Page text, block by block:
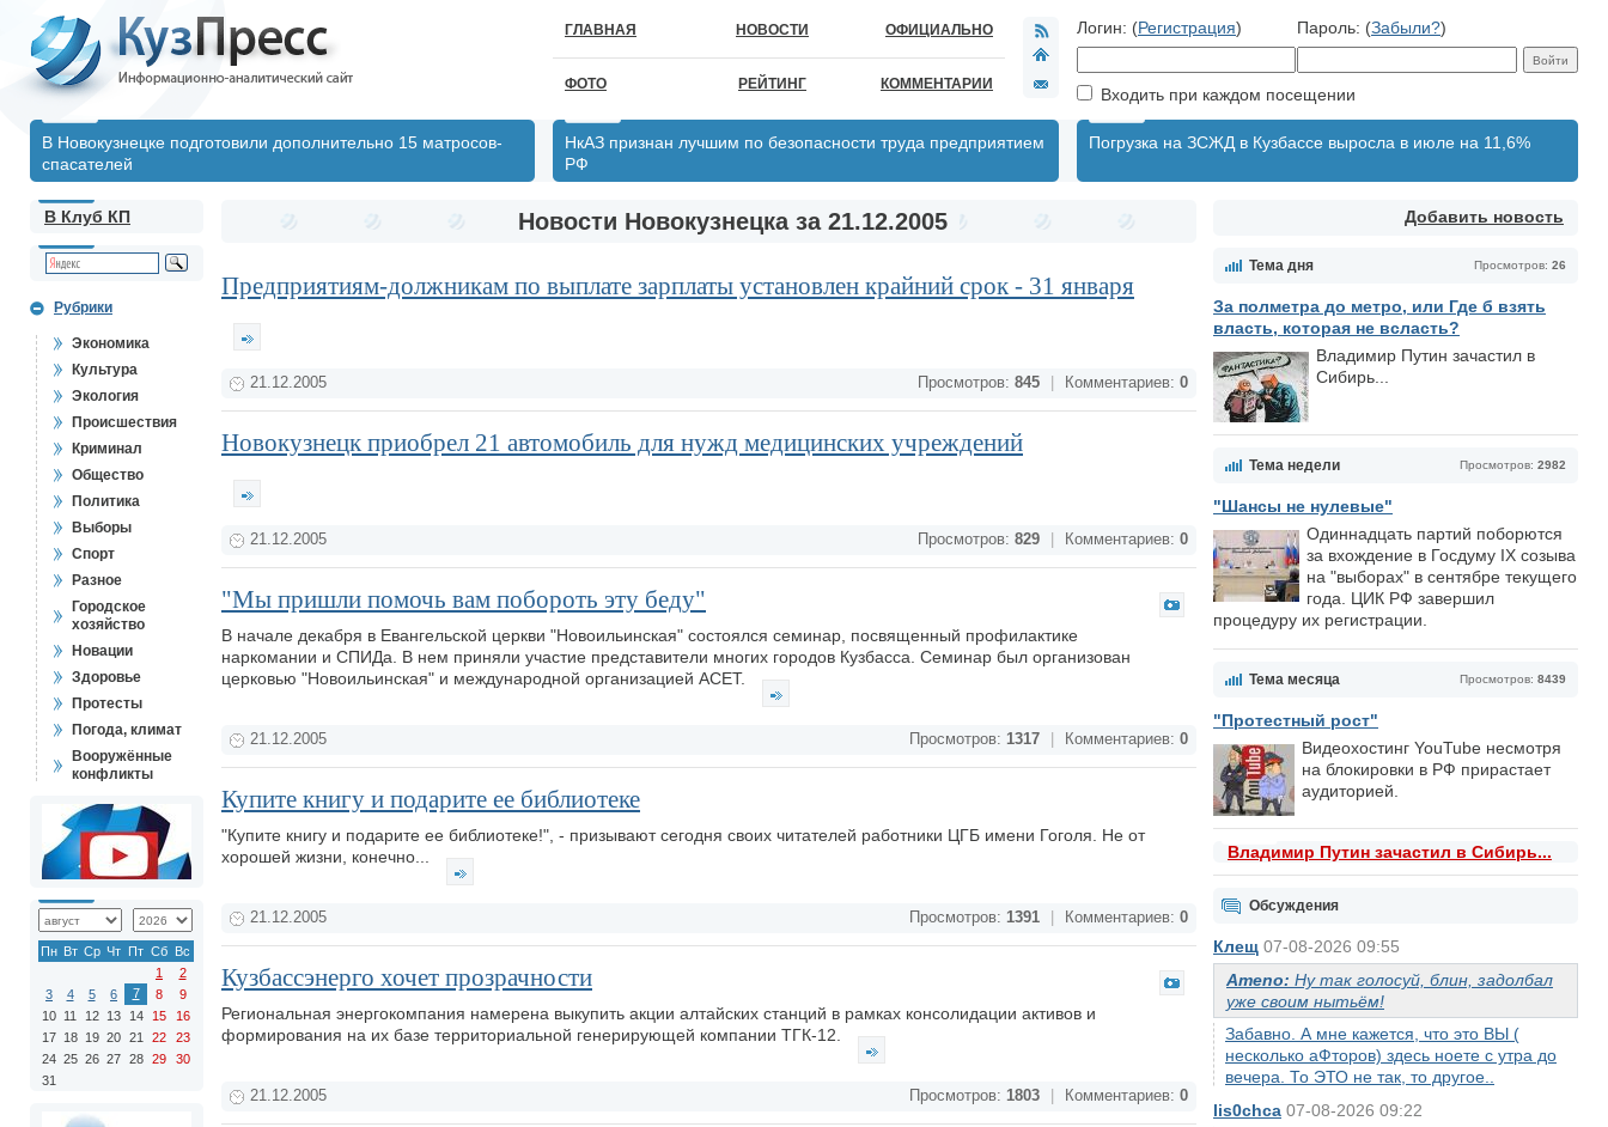
ГЛАВНАЯ НОВОСТИ ОФИЦИАЛЬНО
ФОТО РЕЙТИНГ КОММЕНТАРИИ
Логин: (Регистрация) Пароль: (Забыли?)
Входить при каждом посещении
В Новокузнецке подготовили дополнительно 15 матросов-
спасателей
НкАЗ признан лучшим по безопасности труда предприятием
РФ
Погрузка на ЗСЖД в Кузбассе выросла в июле на 11,6%
Добавить новость
Просмотров: 26
Тема дня
За полметра до метро, или Где б взять
власть, которая не всласть?
Владимир Путин зачастил в
Сибирь...
Просмотров: 2982
Тема недели
"Шансы не нулевые"
Одиннадцать партий поборются
за вхождение в Госдуму IX созыва
на "выборах" в сентябре текущего
года. ЦИК РФ завершил
процедуру их регистрации.
Просмотров: 8439
Тема месяца
"Протестный рост"
Видеохостинг YouTube несмотря
на блокировки в РФ прирастает
аудиторией.
Владимир Путин зачастил в Сибирь...
Обсуждения
Клещ 07-08-2026 09:55
Ameno: Ну так голосуй, блин, задолбал
уже своим нытьём!
Забавно. А мне кажется, что это ВЫ (
несколько аФторов) здесь ноете с утра до
вечера. То ЭТО не так, то другое..
lis0chca 07-08-2026 09:22
В Клуб КП
Рубрики
Экономика
Культура
Экология
Происшествия
Криминал
Общество
Политика
Выборы
Спорт
Разное
Городское
хозяйство
Новации
Здоровье
Протесты
Погода, климат
Вооружённые
конфликты
Пн Вт Ср Чт Пт Сб Вс
1
2
3
4 5 6 7 8
9
10 11 12 13 14 15
16
17 18 19 20 21 22
23
24 25 26 27 28 29
30
31
Новости Новокузнецка за 21.12.2005
Предприятиям-должникам по выплате зарплаты установлен крайний срок - 31 января
21.12.2005 Просмотров: 845 Комментариев: 0
Новокузнецк приобрел 21 автомобиль для нужд медицинских учреждений
21.12.2005 Просмотров: 829 Комментариев: 0
"Мы пришли помочь вам побороть эту беду"
В начале декабря в Евангельской церкви "Новоильинская" состоялся семинар, посвященный профилактике
наркомании и СПИДа. В нем приняли участие представители многих городов Кузбасса. Семинар был организован
церковью "Новоильинская" и международной организацией АСЕТ.
21.12.2005 Просмотров: 1317 Комментариев: 0
Купите книгу и подарите ее библиотеке
"Купите книгу и подарите ее библиотеке!", - призывают сегодня своих читателей работники ЦГБ имени Гоголя. Не от
хорошей жизни, конечно...
21.12.2005 Просмотров: 1391 Комментариев: 0
Кузбассэнерго хочет прозрачности
Региональная энергокомпания намерена выкупить акции алтайских станций в рамках консолидации активов и
формирования на их базе территориальной генерирующей компании ТГК-12.
21.12.2005 Просмотров: 1803 Комментариев: 0